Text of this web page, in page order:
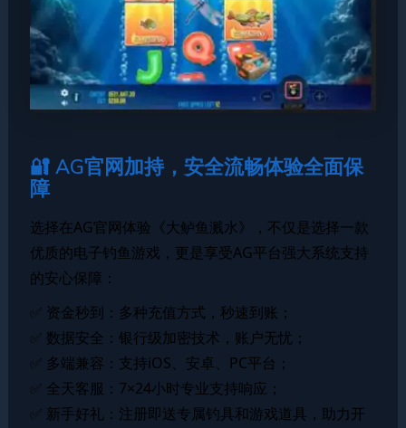
🔐 AG官网加持，安全流畅体验全面保
障
选择在AG官网体验《大鲈鱼溅水》，不仅是选择一款
优质的电子钓鱼游戏，更是享受AG平台强大系统支持
的安心保障：
✅ 资金秒到：多种充值方式，秒速到账；
✅ 数据安全：银行级加密技术，账户无忧；
✅ 多端兼容：支持iOS、安卓、PC平台；
✅ 全天客服：7×24小时专业支持响应；
✅ 新手好礼：注册即送专属钓具和游戏道具，助力开